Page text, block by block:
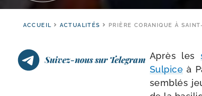
ACCUEIL ACTUALITÉS PRIÈRE CORANIQUE À
Suivez-nous sur Telegram Après les
Sulpice à
sem­blés